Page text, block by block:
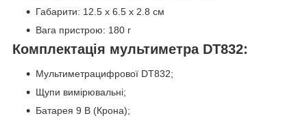
Габарити: 12.5 х 6.5 х 2.8 см
Вага пристрою: 180 г
Комплектація мультиметра DT832:
Мультиметрацифрової DT832;
Щупи вимірювальні;
Батарея 9 В (Крона);